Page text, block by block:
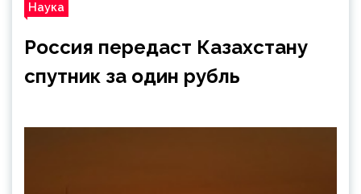
Наука
Россия передаст Казахстану
спутник за один рубль